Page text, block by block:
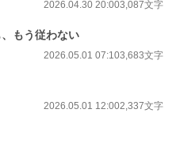
2026.04.30 20:003,087文字
もう従わない
2026.05.01 07:103,683文字
2026.05.01 12:002,337文字